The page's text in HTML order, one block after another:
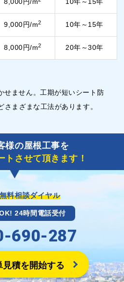
8,000円/m 10年～15年
9,000円/m2 10年～15年
8,000円/m2 20年～30年
せません。工期が短いシート防
まざまな工法があります。
様の屋根工事を
トさせて頂きます！
料相談ダイヤル
24時間電話受付
690-287
見積を開始する